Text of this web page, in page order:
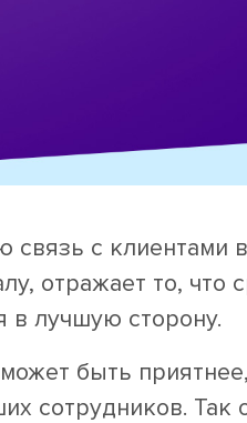
с клиентами
отражает то, что
в лучшую сторону.
быть
сотрудников. Так